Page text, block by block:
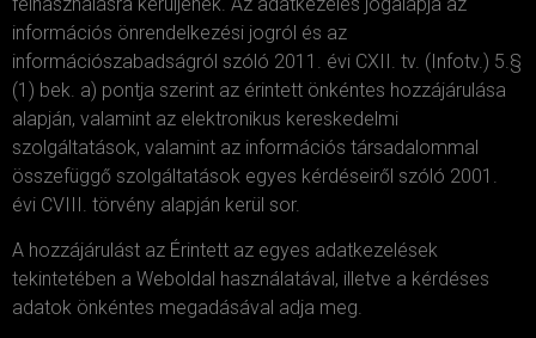
információs önrendelkezési jogról és az
információszabadságról szóló 2011. évi CXII. tv. (Infotv.) 5.§
(1) bek. a) pontja szerint az érintett önkéntes hozzájárulása
alapján, valamint az elektronikus kereskedelmi
szolgáltatások, valamint az információs társadalommal
összefüggő szolgáltatások egyes kérdéseiről szóló 2001.
évi CVIII. törvény alapján kerül sor.
A hozzájárulást az Érintett az egyes adatkezelések
tekintetében a Weboldal használatával, illetve a kérdéses
adatok önkéntes megadásával adja meg.